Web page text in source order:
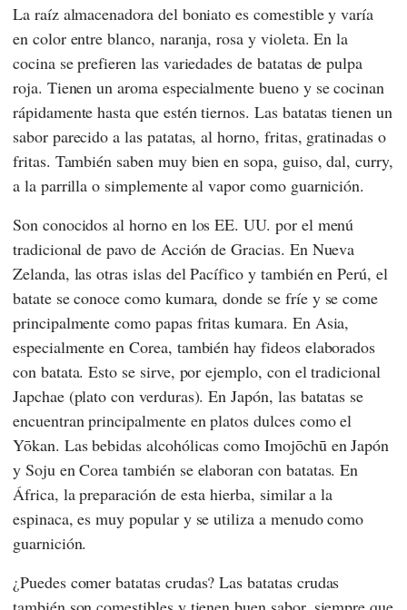
La raíz almacenadora del boniato es comestible y varía
en color entre blanco, naranja, rosa y violeta. En la
cocina se prefieren las variedades de batatas de pulpa
roja. Tienen un aroma especialmente bueno y se cocinan
rápidamente hasta que estén tiernos. Las batatas tienen un
sabor parecido a las patatas, al horno, fritas, gratinadas o
fritas. También saben muy bien en sopa, guiso, dal, curry,
a la parrilla o simplemente al vapor como guarnición.
Son conocidos al horno en los EE. UU. por el menú
tradicional de pavo de Acción de Gracias. En Nueva
Zelanda, las otras islas del Pacífico y también en Perú, el
batate se conoce como kumara, donde se fríe y se come
principalmente como papas fritas kumara. En Asia,
especialmente en Corea, también hay fideos elaborados
con batata. Esto se sirve, por ejemplo, con el tradicional
Japchae (plato con verduras). En Japón, las batatas se
encuentran principalmente en platos dulces como el
Yōkan. Las bebidas alcohólicas como Imojōchū en Japón
y Soju en Corea también se elaboran con batatas. En
África, la preparación de esta hierba, similar a la
espinaca, es muy popular y se utiliza a menudo como
guarnición.
¿Puedes comer batatas crudas? Las batatas crudas